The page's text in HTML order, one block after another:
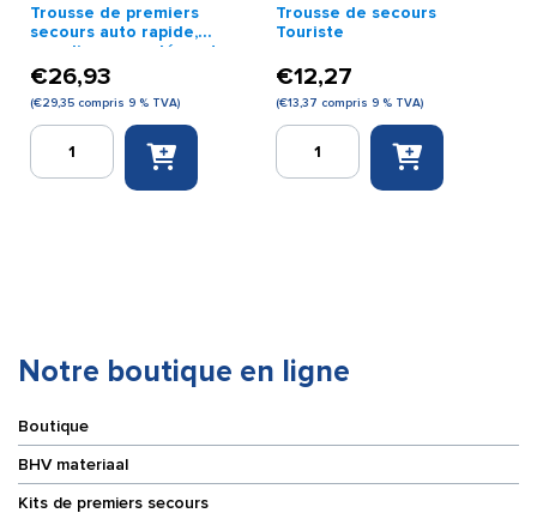
Trousse de premiers
secours auto rapide,
remplie en supplément
€26,93
(€29,35 compris 9 % TVA)
quantité
en
supplément
Trousse de secours
Touriste
€12,27
(€13,37 compris 9 % TVA)
quantité
Notre boutique en ligne
Boutique
BHV materiaal
Kits de premiers secours